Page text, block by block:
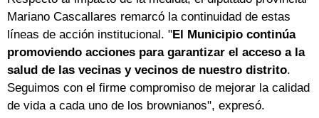
Mariano Cascallares remarcó la continuidad de estas
líneas de acción institucional. "El Municipio continúa
promoviendo acciones para garantizar el acceso a la
salud de las vecinas y vecinos de nuestro distrito.
Seguimos con el firme compromiso de mejorar la calidad
de vida a cada uno de los brownianos", expresó.